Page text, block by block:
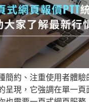
簡約、注重使用者體驗
呈現，它強調在單一頁